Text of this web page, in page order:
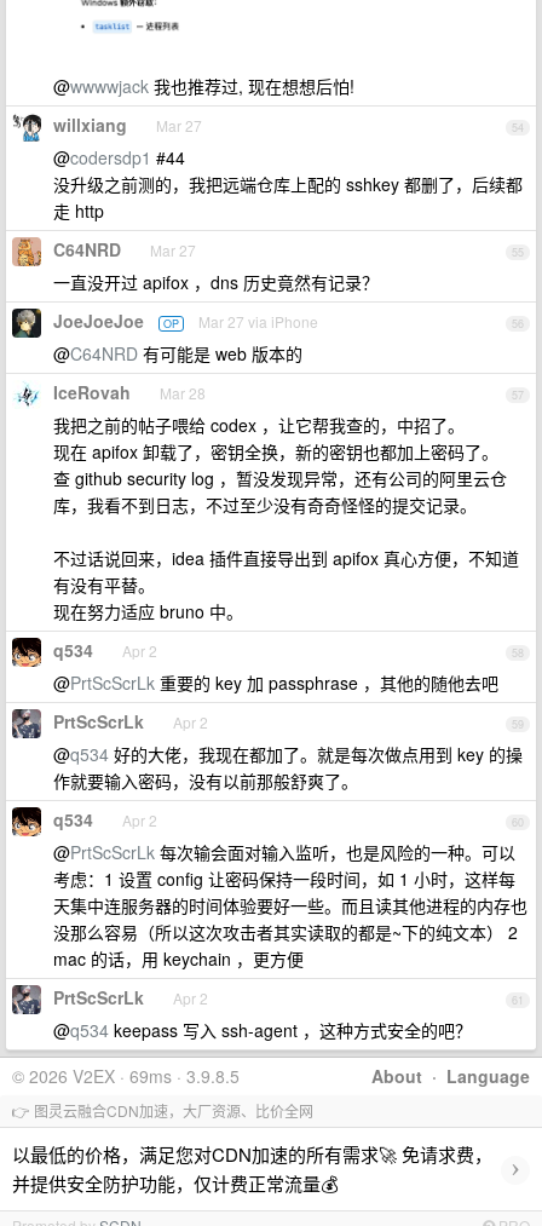
@wwwwjack 我也推荐过, 现在想想后怕!
54
willxiang Mar 27
@codersdp1 #44
没升级之前测的，我把远端仓库上配的 sshkey 都删了，后续都
走 http
55
C64NRD Mar 27
一直没开过 apifox ，dns 历史竟然有记录？
56
JoeJoeJoe OP Mar 27 via iPhone
@C64NRD 有可能是 web 版本的
57
IceRovah Mar 28
我把之前的帖子喂给 codex ，让它帮我查的，中招了。
现在 apifox 卸载了，密钥全换，新的密钥也都加上密码了。
查 github security log ，暂没发现异常，还有公司的阿里云仓
库，我看不到日志，不过至少没有奇奇怪怪的提交记录。
不过话说回来，idea 插件直接导出到 apifox 真心方便，不知道
有没有平替。
现在努力适应 bruno 中。
58
q534 Apr 2
@PrtScScrLk 重要的 key 加 passphrase ，其他的随他去吧
59
PrtScScrLk Apr 2
@q534 好的大佬，我现在都加了。就是每次做点用到 key 的操
作就要输入密码，没有以前那般舒爽了。
60
q534 Apr 2
@PrtScScrLk 每次输会面对输入监听，也是风险的一种。可以
考虑：1 设置 config 让密码保持一段时间，如 1 小时，这样每
天集中连服务器的时间体验要好一些。而且读其他进程的内存也
没那么容易（所以这次攻击者其实读取的都是~下的纯文本） 2
mac 的话，用 keychain ，更方便
61
PrtScScrLk Apr 2
@q534 keepass 写入 ssh-agent ，这种方式安全的吧？
About · Language
© 2026 V2EX · 69ms · 3.9.8.5
👉 图灵云融合CDN加速，大厂资源、比价全网
以最低的价格，满足您对CDN加速的所有需求🚀 免请求费，
并提供安全防护功能，仅计费正常流量💰
›